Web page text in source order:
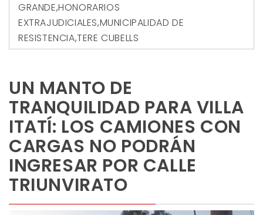
GRANDE,HONORARIOS
EXTRAJUDICIALES,MUNICIPALIDAD DE
RESISTENCIA,TERE CUBELLS
UN MANTO DE
TRANQUILIDAD PARA VILLA
ITATÍ: LOS CAMIONES CON
CARGAS NO PODRÁN
INGRESAR POR CALLE
TRIUNVIRATO